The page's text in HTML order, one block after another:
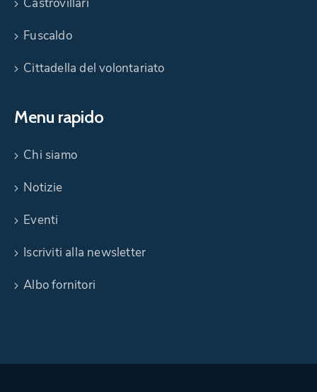
Castrovillari
Fuscaldo
Cittadella del volontariato
Menu rapido
Chi siamo
Notizie
Eventi
Iscriviti alla newsletter
Albo fornitori